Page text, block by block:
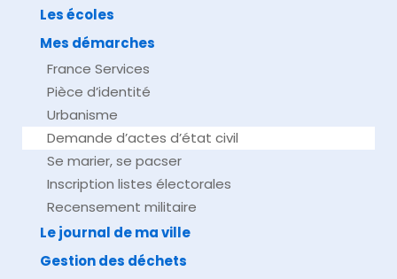
Les écoles
Mes démarches
France Services
Pièce d’identité
Urbanisme
Demande d’actes d’état civil
Se marier, se pacser
Inscription listes électorales
Recensement militaire
Le journal de ma ville
Gestion des déchets